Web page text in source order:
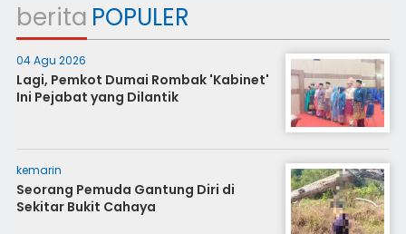
berita POPULER
04 Agu 2026
Lagi, Pemkot Dumai Rombak 'Kabinet'
Ini Pejabat yang Dilantik
kemarin
Seorang Pemuda Gantung Diri di
Sekitar Bukit Cahaya